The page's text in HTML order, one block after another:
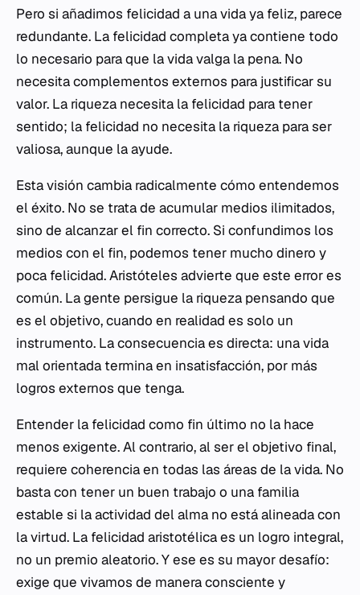
Pero si añadimos felicidad a una vida ya feliz, parece
redundante. La felicidad completa ya contiene todo
lo necesario para que la vida valga la pena. No
necesita complementos externos para justificar su
valor. La riqueza necesita la felicidad para tener
sentido; la felicidad no necesita la riqueza para ser
valiosa, aunque la ayude.
Esta visión cambia radicalmente cómo entendemos
el éxito. No se trata de acumular medios ilimitados,
sino de alcanzar el fin correcto. Si confundimos los
medios con el fin, podemos tener mucho dinero y
poca felicidad. Aristóteles advierte que este error es
común. La gente persigue la riqueza pensando que
es el objetivo, cuando en realidad es solo un
instrumento. La consecuencia es directa: una vida
mal orientada termina en insatisfacción, por más
logros externos que tenga.
Entender la felicidad como fin último no la hace
menos exigente. Al contrario, al ser el objetivo final,
requiere coherencia en todas las áreas de la vida. No
basta con tener un buen trabajo o una familia
estable si la actividad del alma no está alineada con
la virtud. La felicidad aristotélica es un logro integral,
no un premio aleatorio. Y ese es su mayor desafío:
exige que vivamos de manera consciente y